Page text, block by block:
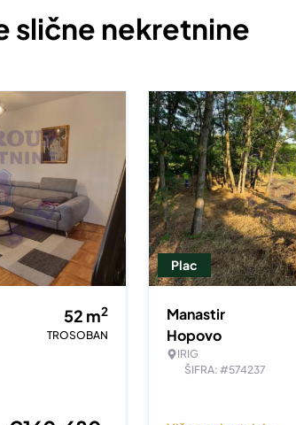
slične nekretnine
52 m2
TROSOBAN
Plac
Manastir
Hopovo
IRIG
ŠIFRA: #574237